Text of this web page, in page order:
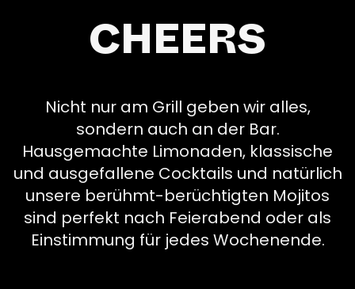
CHEERS
Nicht nur am Grill geben wir alles,
sondern auch an der Bar.
Hausgemachte Limonaden, klassische
und ausgefallene Cocktails und natürlich
unsere berühmt-berüchtigten Mojitos
sind perfekt nach Feierabend oder als
Einstimmung für jedes Wochenende.